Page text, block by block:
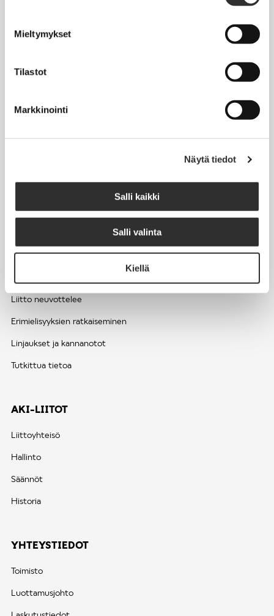
Mieltymykset
Tilastot
Markkinointi
Näytä tiedot
Salli kaikki
Salli valinta
Kiellä
Palkkaus
Työttömyys ja lomautukset
Kesätyöntekijän työehdot ja palkkaus seurakuntien hengellisessä
EDUNVALVONTA
Liitto neuvottelee
Erimielisyyksien ratkaiseminen
Linjaukset ja kannanotot
Tutkittua tietoa
AKI-LIITOT
Liittoyhteisö
Hallinto
Säännöt
Historia
YHTEYSTIEDOT
Toimisto
Luottamusjohto